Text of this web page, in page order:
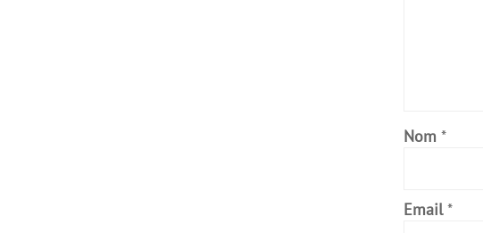
Nom *
Email *